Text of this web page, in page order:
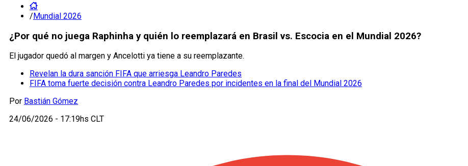
/Mundial 2026
¿Por qué no juega Raphinha y quién lo reemplazará en Brasil vs. Escocia en el Mundial 2026?
El jugador quedó al margen y Ancelotti ya tiene a su reemplazante.
Revelan la dura sanción FIFA que arriesga Leandro Paredes
FIFA toma fuerte decisión contra Leandro Paredes por incidentes en la final del Mundial 2026
Por Bastián Gómez
24/06/2026 - 17:19hs CLT